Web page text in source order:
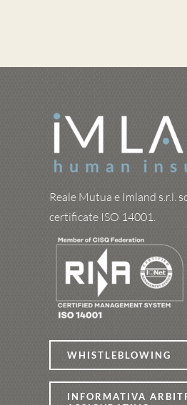
Reale Mutua e Imland s.r.l.
certificate ISO 14001.
WHISTLEBLOWING
INFORMATIVA